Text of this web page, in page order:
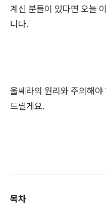
계신 분들이 있다면 오늘
니다.
울쎄라의 원리와 주의해
드릴게요.
목차